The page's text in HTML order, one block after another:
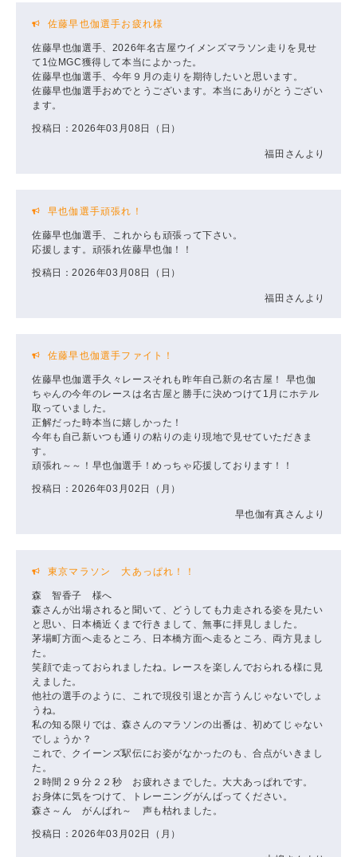
佐藤早也伽選手お疲れ様
佐藤早也伽選手、2026年名古屋ウイメンズマラソン走りを見せ
て1位MGC獲得して本当によかった。
佐藤早也伽選手、今年９月の走りを期待したいと思います。
佐藤早也伽選手おめでとうございます。本当にありがとうござい
ます。
投稿日：2026年03月08日（日）
福田さんより
早也伽選手頑張れ！
佐藤早也伽選手、これからも頑張って下さい。
応援します。頑張れ佐藤早也伽！！
投稿日：2026年03月08日（日）
福田さんより
佐藤早也伽選手ファイト！
佐藤早也伽選手久々レースそれも昨年自己新の名古屋！ 早也伽
ちゃんの今年のレースは名古屋と勝手に決めつけて1月にホテル
取っていました。
正解だった時本当に嬉しかった！
今年も自己新いつも通りの粘りの走り現地で見せていただきま
す。
頑張れ～～！早也伽選手！めっちゃ応援しております！！
投稿日：2026年03月02日（月）
早也伽有真さんより
東京マラソン 大あっぱれ！！
森 智香子 様へ
森さんが出場されると聞いて、どうしても力走される姿を見たい
と思い、日本橋近くまで行きまして、無事に拝見しました。
茅場町方面へ走るところ、日本橋方面へ走るところ、両方見まし
た。
笑顔で走っておられましたね。レースを楽しんでおられる様に見
えました。
他社の選手のように、これで現役引退とか言うんじゃないでしょ
うね。
私の知る限りでは、森さんのマラソンの出番は、初めてじゃない
でしょうか？
これで、クイーンズ駅伝にお姿がなかったのも、合点がいきまし
た。
２時間２９分２２秒 お疲れさまでした。大大あっぱれです。
お身体に気をつけて、トレーニングがんばってください。
森さ～ん がんばれ～ 声も枯れました。
投稿日：2026年03月02日（月）